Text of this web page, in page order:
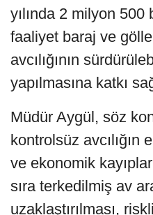
yılında 2 milyon
faaliyet baraj ve
avcılığının
yapılmasına katkı
Müdür Aygül, söz
kontrolsüz avcılığın
ve ekonomik
sıra terkedilmiş av
uzaklaştırılması,